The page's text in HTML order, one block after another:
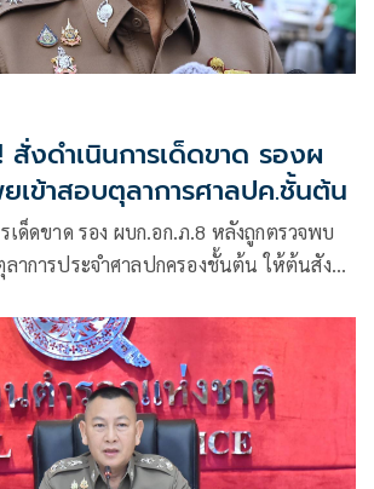
สั่งดำเนินการเด็ดขาด รองผ
เข้าสอบตุลาการศาลปค.ชั้นต้น
เด็ดขาด รอง ผบก.อก.ภ.8 หลังถูกตรวจพบ
าการประจำศาลปกครองชั้นต้น ให้ต้นสังกัด